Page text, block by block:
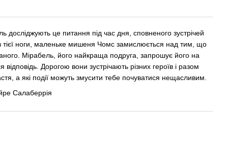
досліджують це питання під час дня, сповненого зустрічей
тієї ноги, маленьке мишеня Чомс замислюється над тим, що
Мірабель, його найкраща подруга, запрошує його на
відповідь. Дорогою вони зустрічають різних героїв і разом
а які події можуть змусити тебе почуватися нещасливим.
Салаберрія